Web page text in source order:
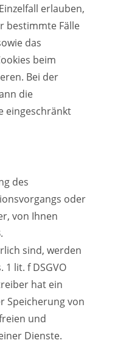
erlauben,
bestimmte Fälle
das
beim
Bei der
die
eingeschränkt
des
oder
von Ihnen
sind, werden
1 lit. f DSGVO
hat ein
Speicherung von
und
Dienste.